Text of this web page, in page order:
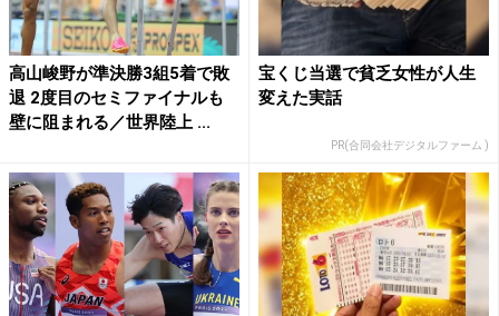
高山峻野が準決勝3組5着で敗
退 2度目のセミファイナルも
壁に阻まれる／世界陸上 ...
宝くじ当選で貧乏女性が人生
変えた実話
PR(合同会社デジタルファーム )